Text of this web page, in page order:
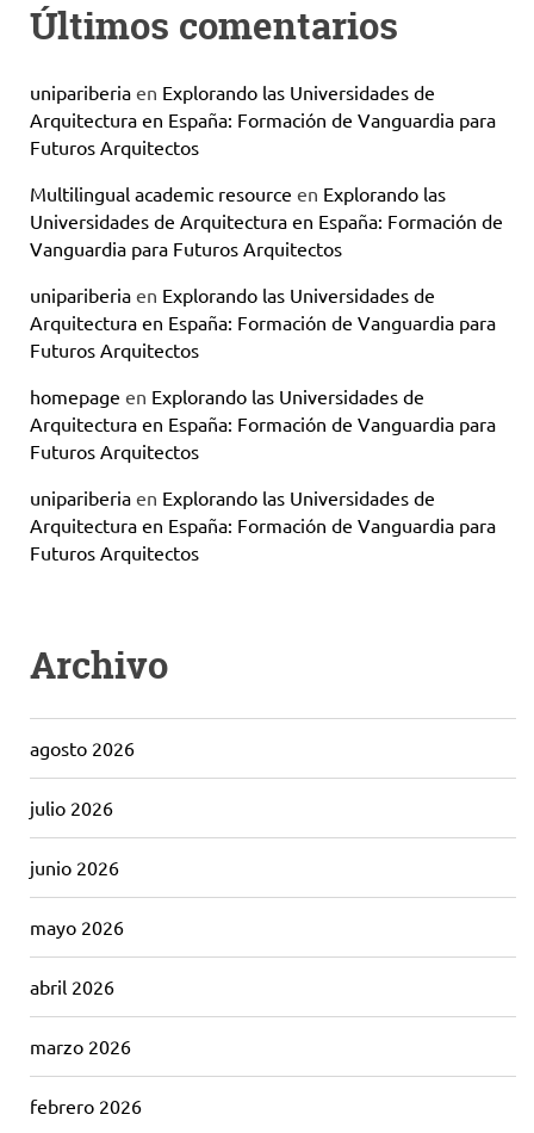
Últimos comentarios
unipariberia en Explorando las Universidades de
Arquitectura en España: Formación de Vanguardia para
Futuros Arquitectos
Multilingual academic resource en Explorando las
Universidades de Arquitectura en España: Formación de
Vanguardia para Futuros Arquitectos
unipariberia en Explorando las Universidades de
Arquitectura en España: Formación de Vanguardia para
Futuros Arquitectos
homepage en Explorando las Universidades de
Arquitectura en España: Formación de Vanguardia para
Futuros Arquitectos
unipariberia en Explorando las Universidades de
Arquitectura en España: Formación de Vanguardia para
Futuros Arquitectos
Archivo
agosto 2026
julio 2026
junio 2026
mayo 2026
abril 2026
marzo 2026
febrero 2026